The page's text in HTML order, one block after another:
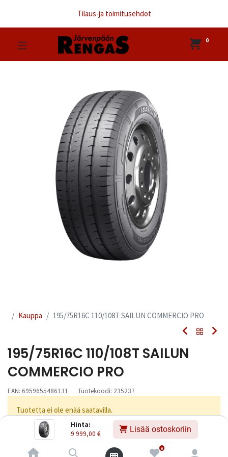
Hinta:
9 999,00 € Lisää ostoskoriin
0
Tilaus-ja toimitusehdot
0
Kauppa 195/75R16C 110/108T SAILUN COMMERCIO PRO
195/75R16C 110/108T SAILUN
COMMERCIO PRO
EAN: 6959655486131 Tuotekoodi: 235237
Tuotetta ei ole enää saatavilla.
Jaa